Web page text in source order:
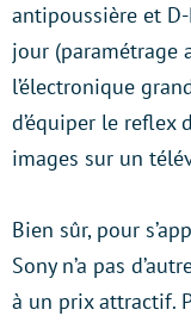
antipoussière et
jour (paramétrage
l’électronique
d’équiper le reflex
images sur un
Bien sûr, pour
Sony n’a pas
à un prix attractif.